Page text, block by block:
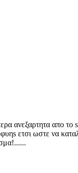
ανεξαρτητα απο το
ετσι ωστε να